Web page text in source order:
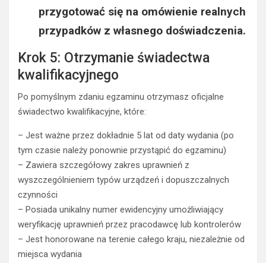
przygotować się na omówienie realnych
przypadków z własnego doświadczenia.
Krok 5: Otrzymanie świadectwa
kwalifikacyjnego
Po pomyślnym zdaniu egzaminu otrzymasz oficjalne
świadectwo kwalifikacyjne, które:
– Jest ważne przez dokładnie 5 lat od daty wydania (po
tym czasie należy ponownie przystąpić do egzaminu)
– Zawiera szczegółowy zakres uprawnień z
wyszczególnieniem typów urządzeń i dopuszczalnych
czynności
– Posiada unikalny numer ewidencyjny umożliwiający
weryfikację uprawnień przez pracodawcę lub kontrolerów
– Jest honorowane na terenie całego kraju, niezależnie od
miejsca wydania